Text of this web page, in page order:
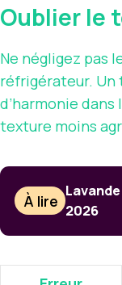
Oublier le
Ne négligez pas
réfrigérateur. Un
d’harmonie
texture moins
À lire 2026